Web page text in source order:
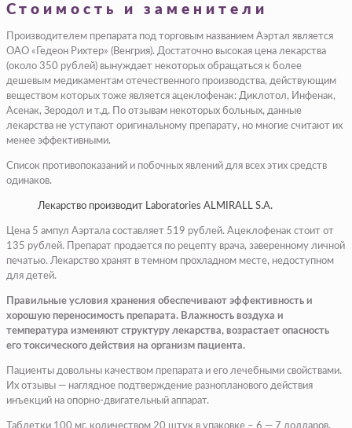
Стоимость и заменители
Производителем препарата под торговым названием Аэртал является
ОАО «Гедеон Рихтер» (Венгрия). Достаточно высокая цена лекарства
(около 350 рублей) вынуждает некоторых обращаться к более
дешевым медикаментам отечественного производства, действующим
веществом которых тоже является ацеклофенак: Диклотол, Инфенак,
Асенак, Зеродол и т.д. По отзывам некоторых больных, данные
лекарства не уступают оригинальному препарату, но многие считают их
менее эффективными.
Список противопоказаний и побочных явлений для всех этих средств
одинаков.
Лекарство производит Laboratories ALMIRALL S.A.
Цена 5 ампул Аэртала составляет 519 рублей. Ацеклофенак стоит от
135 рублей. Препарат продается по рецепту врача, заверенному личной
печатью. Лекарство хранят в темном прохладном месте, недоступном
для детей.
Правильные условия хранения обеспечивают эффективность и
хорошую переносимость препарата. Влажность воздуха и
температура изменяют структуру лекарства, возрастает опасность
его токсического действия на организм пациента.
Пациенты довольны качеством препарата и его лечебными свойствами.
Их отзывы — наглядное подтверждение разнопланового действия
инъекций на опорно-двигательный аппарат.